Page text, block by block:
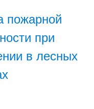
пожарной
при
в лесных